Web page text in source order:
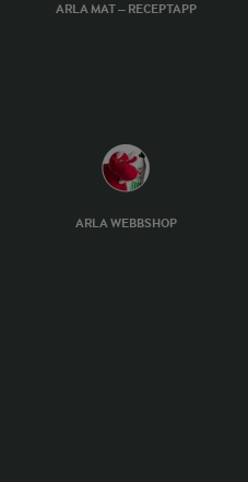
ARLA MAT – RECEPTAPP
ARLA WEBBSHOP